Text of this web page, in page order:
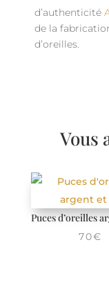
d’authenticité
de la
d’oreilles.
Vous
Puces d’oreilles
70€